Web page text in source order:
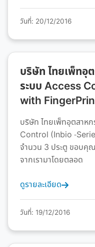
วันที่: 20/12/2016
บริษัท ไทยเพ็ทอุ
ระบบ Access
with
บริษัท ไทยเพ็ทอุตสาห
Control (Inbio -
จำนวน 3 ประตู ขอบคุ
จากเรามาโดยตลอด
ดูรายละเอียด
วันที่: 19/12/2016